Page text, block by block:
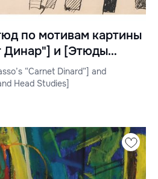
по мотивам картины
Динар"] и [Этюды
фигуры и головы]
“Carnet Dinard”] and
Head Studies]